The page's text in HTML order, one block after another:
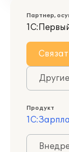
Партнер,
Продукт